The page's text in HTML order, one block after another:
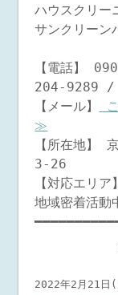
ハウスクリー
サンクリーン
【電話】
204-9289 /
【メール】
≫
【所在地】
3-26
【対応エリ
地域密着活動
2022年2月21